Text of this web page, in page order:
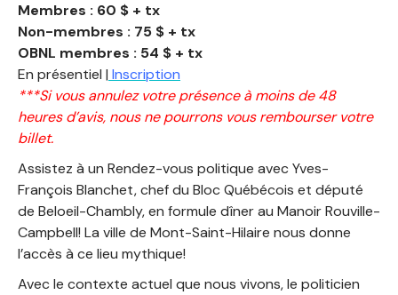
Membres : 60 $ + tx
Non-membres : 75 $ + tx
OBNL membres : 54 $ + tx
En présentiel | Inscription
***Si vous annulez votre présence à moins de 48
heures d’avis, nous ne pourrons vous rembourser votre
billet.
Assistez à un Rendez-vous politique avec Yves-
François Blanchet, chef du Bloc Québécois et député
de Beloeil-Chambly, en formule dîner au Manoir Rouville-
Campbell! La ville de Mont-Saint-Hilaire nous donne
l’accès à ce lieu mythique!
Avec le contexte actuel que nous vivons, le politicien